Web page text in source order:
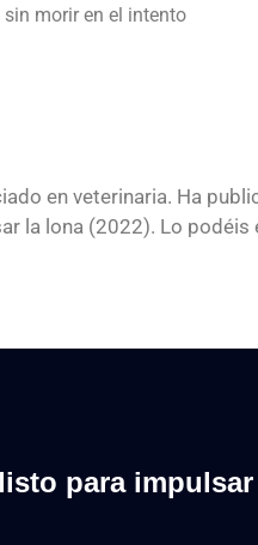
en veterinaria. Ha
la lona (2022). Lo
para impulsar